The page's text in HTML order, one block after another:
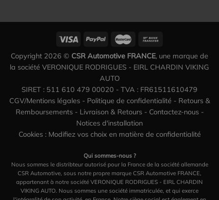
Copyright 2026 © CSR Automotive FRANCE, une marque de
la société VERONIQUE RODRIGUES - EIRL CHARDIN VIKING
AUTO
SIRET : 511 610 479 00020 - TVA : FR61511610479
CGV/Mentions légales- Politique de confidentialité - Retours &
Remboursements- Livraison & Retours- Contactez-nous-
Notices d'installation
Cookies : Modifiez vos choix en matière de confidentialité
Qui sommes-nous ?
Nous sommes le distribteur autorisé pour la France de la société allemande
CSR Automotive, sous notre propre marque CSR Automotive FRANCE,
appartenant à notre société VERONIQUE RODRIGUES - EIRL CHARDIN
VIKING AUTO. Nous sommes une société immatriculée, et qui exerce